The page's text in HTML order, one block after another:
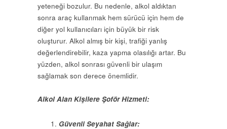
yeteneği bozulur. Bu nedenle, alkol aldıktan
sonra araç kullanmak hem sürücü için hem de
diğer yol kullanıcıları için büyük bir risk
oluşturur. Alkol almış bir kişi, trafiği yanlış
değerlendirebilir, kaza yapma olasılığı artar. Bu
yüzden, alkol sonrası güvenli bir ulaşım
sağlamak son derece önemlidir.
Alkol Alan Kişilere Şoför Hizmeti:
Güvenli Seyahat Sağlar: